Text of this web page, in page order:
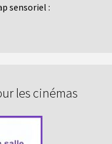
sensoriel :
les cinémas